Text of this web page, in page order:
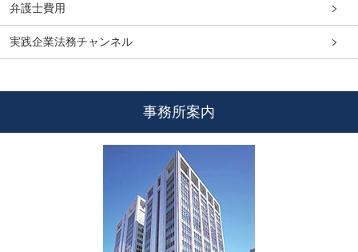
弁護士費用
実践企業法務チャンネル
事務所案内